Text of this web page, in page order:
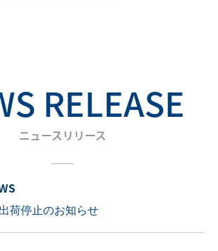
RELEASE
ニュースリリース
荷停止のお知らせ